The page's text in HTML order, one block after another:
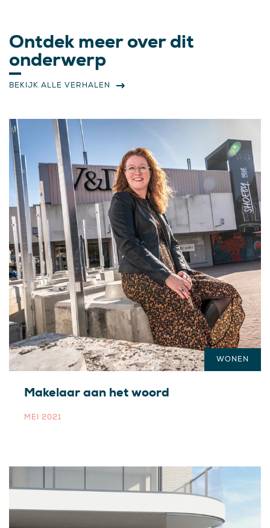
Ontdek meer over dit
onderwerp
Makelaar aan het woord
MEI 2021
WONEN
BEKIJK ALLE VERHALEN